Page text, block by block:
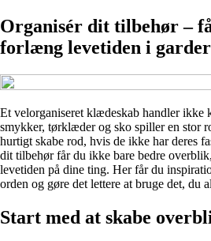
Organisér dit tilbehør –
forlæng levetiden i
Et velorganiseret klædeskab handler ikke
smykker, tørklæder og sko spiller en stor
hurtigt skabe rod, hvis de ikke har deres
dit tilbehør får du ikke bare bedre
levetiden på dine ting. Her får du
orden og gøre det lettere at bruge det, du
Start med at skabe